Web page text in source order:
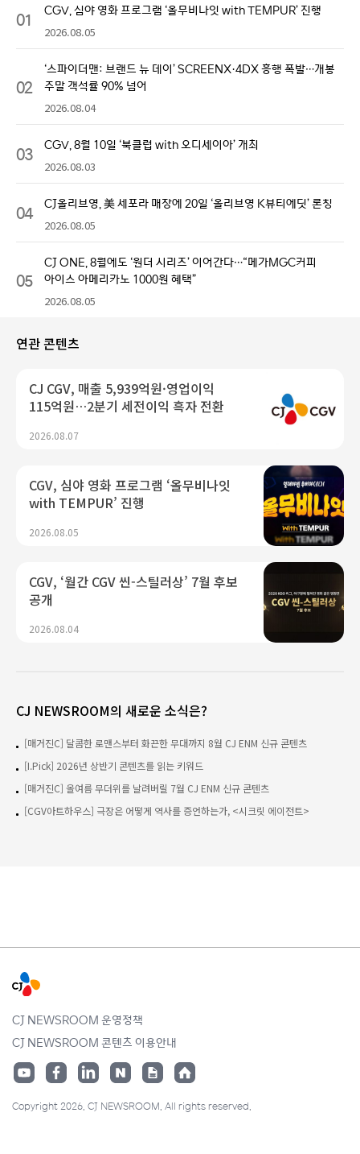
01 CGV, 심야 영화 프로그램 ‘올무비나잇 with TEMPUR’ 진행
2026.08.05
02
‘스파이더맨: 브랜드 뉴 데이’ SCREENX·4DX 흥행 폭발…개봉
주말 객석률 90% 넘어
2026.08.04
03 CGV, 8월 10일 ‘북클럽 with 오디세이아’ 개최
2026.08.03
04 CJ올리브영, 美 세포라 매장에 20일 ‘올리브영 K뷰티에딧’ 론칭
2026.08.05
05
CJ ONE, 8월에도 ‘원더 시리즈’ 이어간다…“메가MGC커피
아이스 아메리카노 1000원 혜택”
2026.08.05
연관 콘텐츠
CJ CGV, 매출 5,939억원·영업이익
115억원…2분기 세전이익 흑자 전환
2026.08.07
CGV, 심야 영화 프로그램 ‘올무비나잇
with TEMPUR’ 진행
2026.08.05
CGV, ‘월간 CGV 씬-스틸러상’ 7월 후보
공개
2026.08.04
CJ NEWSROOM의 새로운 소식은?
[매거진C] 달콤한 로맨스부터 화끈한 무대까지 8월 CJ ENM 신규 콘텐츠
[I.Pick] 2026년 상반기 콘텐츠를 읽는 키워드
[매거진C] 올여름 무더위를 날려버릴 7월 CJ ENM 신규 콘텐츠
[CGV아트하우스] 극장은 어떻게 역사를 증언하는가, <시크릿 에이전트>
CJ NEWSROOM 운영정책
CJ NEWSROOM 콘텐츠 이용안내
Copyright 2026. CJ NEWSROOM. All rights reserved.